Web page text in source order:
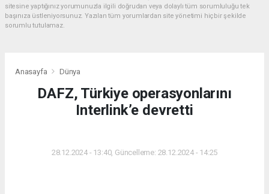
sitesine yaptığınız yorumunuzla ilgili doğrudan veya dolaylı tüm sorumluluğu tek
başınıza üstleniyorsunuz. Yazılan tüm yorumlardan site yönetimi hiçbir şekilde
sorumlu tutulamaz.
Anasayfa Dünya
DAFZ, Türkiye operasyonlarını
Interlink’e devretti
28.12.2024 - 13:40, Güncelleme: 28.12.2024 - 14:25